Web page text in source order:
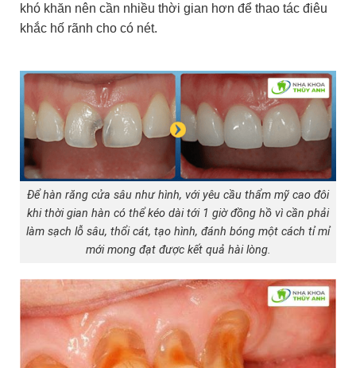
khó khăn nên cần nhiều thời gian hơn để thao tác điêu
khắc hố rãnh cho có nét.
Để hàn răng cửa sâu như hình, với yêu cầu thẩm mỹ cao đôi
khi thời gian hàn có thể kéo dài tới 1 giờ đồng hồ vì cần phải
làm sạch lỗ sâu, thổi cát, tạo hình, đánh bóng một cách tỉ mỉ
mới mong đạt được kết quả hài lòng.